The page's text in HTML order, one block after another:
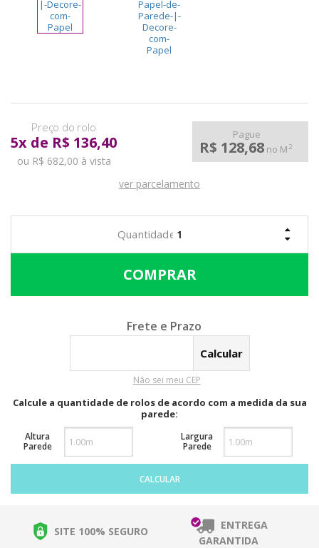
5x de R$ 136,40
ou R$ 682,00 à vista
Pague
R$ 128,68 no M2
ver parcelamento
Calcular o Frete
Não sei meu CEP
Calcule a quantidade de rolos de acordo com a medida da sua
parede:
Altura
Parede
Largura
Parede
CALCULAR
SITE 100% SEGURO
ENTREGA
GARANTIDA